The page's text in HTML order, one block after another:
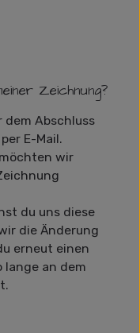
Zeichnung?
Abschluss
E-Mail.
wir
du uns diese
die Änderung
erneut einen
lange an dem